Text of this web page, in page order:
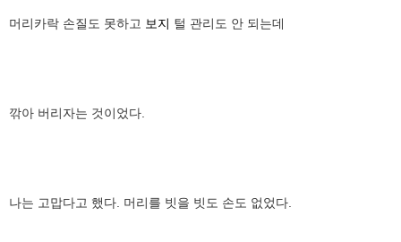
머리카락 손질도 못하고 보지 털 관리도 안 되는데
깎아 버리자는 것이었다.
나는 고맙다고 했다. 머리를 빗을 빗도 손도 없었다.